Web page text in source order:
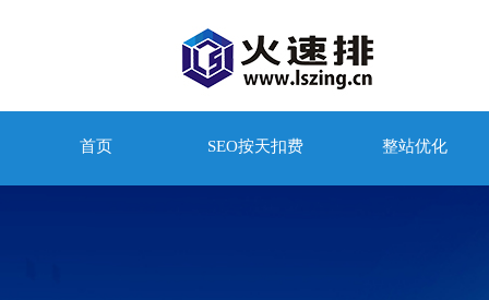
首页 SEO按天扣费 整站优化